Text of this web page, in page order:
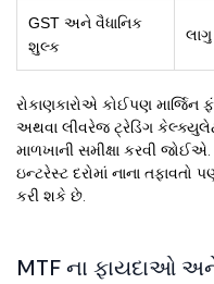
GST અને વૈધાનિક
શુલ્ક
રોકાણકારોએ કોઈપણ
અથવા લીવરેજ ટ્રેડિંગ
માળખાની સમીક્ષા કરવી જોઈએ.
ઇન્ટરેસ્ટ દરોમાં નાના
કરી શકે છે.
MTF ના ફાયદાઓ